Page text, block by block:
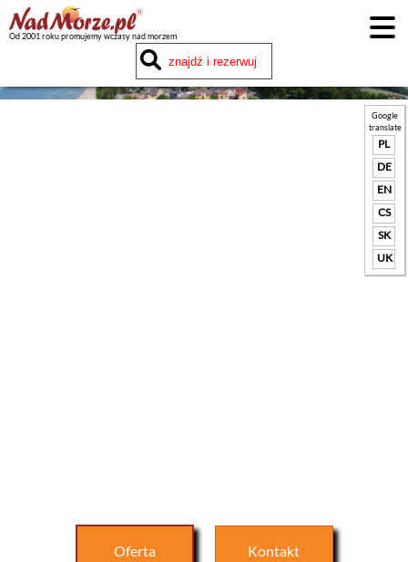
Od 2001 roku promujemy wczasy nad morzem
Google
translate
PL
DE
EN
CS
SK
UK
Oferta Kontakt